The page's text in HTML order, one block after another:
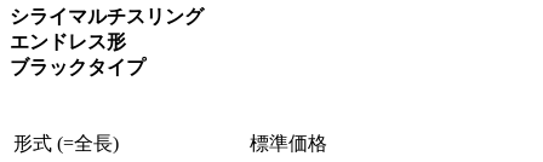
シライマルチスリング
エンドレス形
ブラックタイプ
形式 (=全長)
標準価格